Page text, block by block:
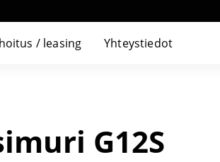
/ leasing Yhteystiedot
G12S